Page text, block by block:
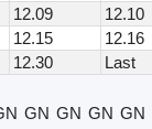
12.09 12.10
12.15 12.16
12.30 Last
GN GN GN GN